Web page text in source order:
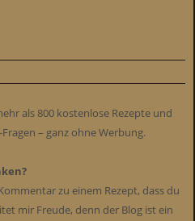
als 800 kostenlose Rezepte und
– ganz ohne Werbung.
zu einem Rezept, dass du
mir Freude, denn der Blog ist ein